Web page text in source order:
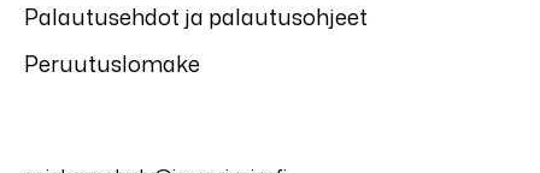
Palautusehdot ja palautusohjeet
Peruutuslomake